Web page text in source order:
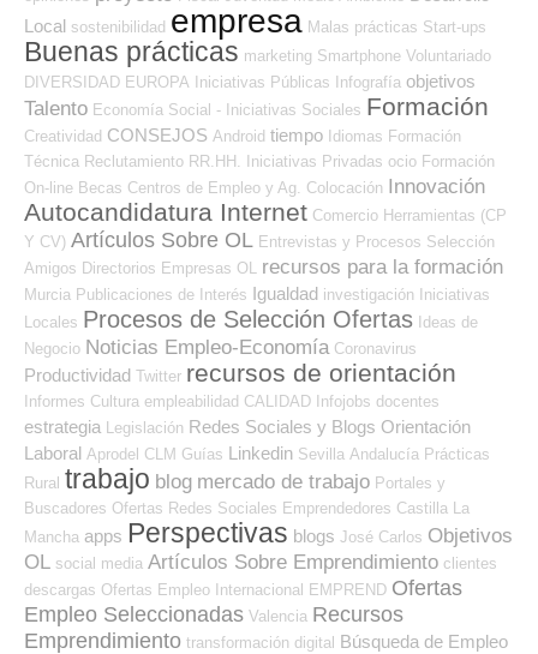
Local sostenibilidad empresa Malas prácticas Start-ups
Buenas prácticas marketing Smartphone Voluntariado
DIVERSIDAD EUROPA Iniciativas Públicas Infografía objetivos
Talento Economía Social - Iniciativas Sociales Formación
Creatividad CONSEJOS Android tiempo Idiomas Formación
Técnica Reclutamiento RR.HH. Iniciativas Privadas ocio Formación
On-line Becas Centros de Empleo y Ag. Colocación Innovación
Autocandidatura Internet Comercio Herramientas (CP
Y CV) Artículos Sobre OL Entrevistas y Procesos Selección
Amigos Directorios Empresas OL recursos para la formación
Murcia Publicaciones de Interés Igualdad investigación Iniciativas
Locales Procesos de Selección Ofertas Ideas de
Negocio Noticias Empleo-Economía Coronavirus
Productividad Twitter recursos de orientación
Informes Cultura empleabilidad CALIDAD Infojobs docentes
estrategia Legislación Redes Sociales y Blogs Orientación
Laboral Aprodel CLM Guías Linkedin Sevilla Andalucía Prácticas
Rural trabajo blog mercado de trabajo Portales y
Buscadores Ofertas Redes Sociales Emprendedores Castilla La
Mancha apps Perspectivas blogs José Carlos Objetivos
OL social media Artículos Sobre Emprendimiento clientes
descargas Ofertas Empleo Internacional EMPREND Ofertas
Empleo Seleccionadas Valencia Recursos
Emprendimiento transformación digital Búsqueda de Empleo